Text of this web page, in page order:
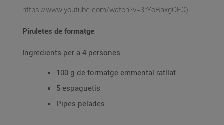
https://www.youtube.com/watch?v=3rYoRaxgOE0).
Piruletes de formatge
Ingredients per a 4 persones
100 g de formatge emmental ratllat
5 espaguetis
Pipes pelades